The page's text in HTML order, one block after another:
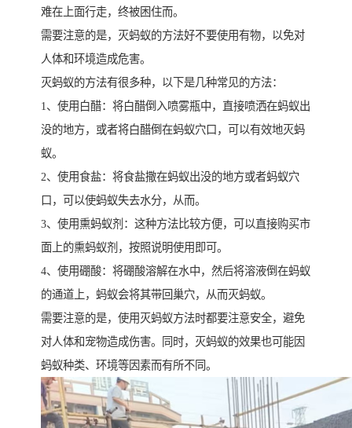
难在上面行走，终被困住而。
需要注意的是，灭蚂蚁的方法好不要使用有物，以免对
人体和环境造成危害。
灭蚂蚁的方法有很多种，以下是几种常见的方法：
1、使用白醋：将白醋倒入喷雾瓶中，直接喷洒在蚂蚁出
没的地方，或者将白醋倒在蚂蚁穴口，可以有效地灭蚂
蚁。
2、使用食盐：将食盐撒在蚂蚁出没的地方或者蚂蚁穴
口，可以使蚂蚁失去水分，从而。
3、使用熏蚂蚁剂：这种方法比较方便，可以直接购买市
面上的熏蚂蚁剂，按照说明使用即可。
4、使用硼酸：将硼酸溶解在水中，然后将溶液倒在蚂蚁
的通道上，蚂蚁会将其带回巢穴，从而灭蚂蚁。
需要注意的是，使用灭蚂蚁方法时都要注意安全，避免
对人体和宠物造成伤害。同时，灭蚂蚁的效果也可能因
蚂蚁种类、环境等因素而有所不同。